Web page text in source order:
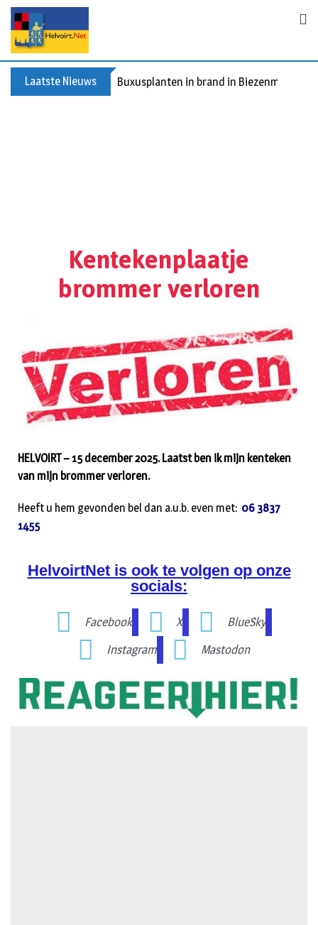
Laatste Nieuws Buxusplanten in brand in Biezenmortel,
Kentekenplaatje
brommer verloren
HELVOIRT – 15 december 2025. Laatst ben ik mijn kenteken
van mijn brommer verloren.
Heeft u hem gevonden bel dan a.u.b. even met: 06 3837
1455
HelvoirtNet is ook te volgen op onze
socials:
Facebook X
BlueSky
Instagram
Mastodon